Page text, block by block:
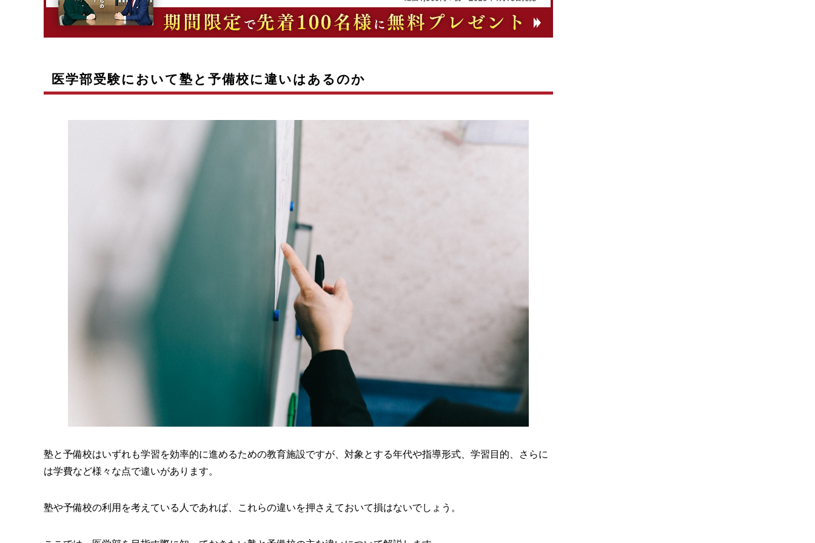
医学部受験において塾と予備校に違いはあるのか
塾と予備校はいずれも学習を効率的に進めるための教育施設ですが、対象とする年代や指導形式、学習目的、さらに
は学費など様々な点で違いがあります。
塾や予備校の利用を考えている人であれば、これらの違いを押さえておいて損はないでしょう。